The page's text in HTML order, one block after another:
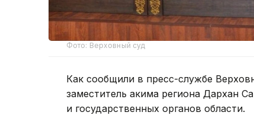
Фото: Верховный суд
Как сообщили в пресс-службе
заместитель акима региона Дархан
и государственных органов области.